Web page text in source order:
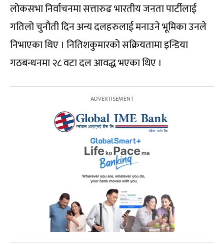
लोकसभा निर्वाचनमा सत्तारुढ भारतीय जनता पार्टीलाई
गतिलो चुनौती दिन अन्य दलहरुलाई मनाउने भूमिका उनले
निभाएका थिए । नितिशकुमारको सक्रियतामा इन्डिया
गठबन्धनमा २८ वटा दल आवद्ध भएका थिए ।